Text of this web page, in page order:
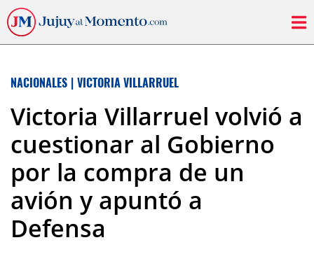
NACIONALES | VICTORIA VILLARRUEL
Victoria Villarruel volvió a
cuestionar al Gobierno
por la compra de un
avión y apuntó a
Defensa